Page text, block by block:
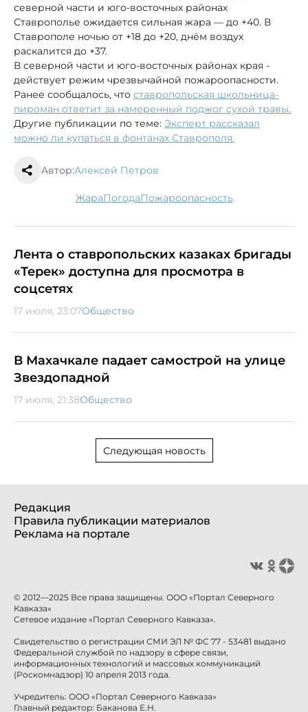
северной части и юго-восточных районах
Ставрополье ожидается сильная жара — до +40. В
Ставрополе ночью от +18 до +20, днём воздух
раскалится до +37.
В северной части и юго-восточных районах края -
действует режим чрезвычайной пожароопасности.
Ранее сообщалось, что ставропольская школьница-
пироман ответит за намеренный поджог сухой травы.
Другие публикации по теме: Эксперт рассказал
можно ли купаться в фонтанах Ставрополя.
Автор:Алексей Петров
жара погода пожароопасность
Лента о ставропольских казаках бригады
«Терек» доступна для просмотра в
соцсетях
17 июля, 23:07Общество
В Махачкале падает самострой на улице
Звездопадной
17 июля, 21:38Общество
Следующая новость
Редакция
Правила публикации материалов
Реклама на портале
© 2012—2025 Все права защищены. ООО «Портал Северного
Кавказа»
Сетевое издание «Портал Северного Кавказа».
Свидетельство о регистрации СМИ ЭЛ № ФС 77 - 53481 выдано
Федеральной службой по надзору в сфере связи,
информационных технологий и массовых коммуникаций
(Роскомнадзор) 10 апреля 2013 года.
Учредитель: ООО «Портал Северного Кавказа»
Главный редактор: Баканова Е.Н.